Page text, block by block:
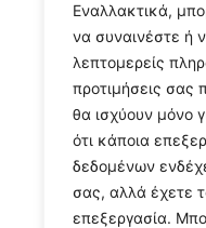
Εναλλακτικά,
να συναινέστε ή
λεπτομερείς
προτιμήσεις σας
θα ισχύουν μόνο
ότι κάποια
δεδομένων
σας, αλλά έχετε
επεξεργασία.